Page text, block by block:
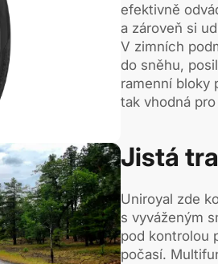
efektivně
a zároveň si
V zimních
do sněhu,
ramenní bloky
tak vhodná
Jistá
Uniroyal zde
s vyváženým
pod kontrolou
počasí.